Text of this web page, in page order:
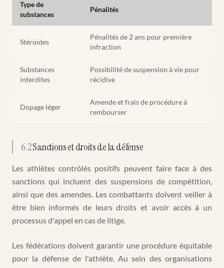
Type de
substances
Pénalités
Stéroïdes
Pénalités de 2 ans pour première
infraction
Substances
interdites
Possibilité de suspension à vie pour
récidive
Dopage léger
Amende et frais de procédure à
rembourser
6.2Sanctions et droits de la défense
Les athlètes contrôlés positifs peuvent faire face à des
sanctions qui incluent des suspensions de compétition,
ainsi que des amendes. Les combattants doivent veiller à
être bien informés de leurs droits et avoir accès à un
processus d'appel en cas de litige.
Les fédérations doivent garantir une procédure équitable
pour la défense de l'athlète. Au sein des organisations